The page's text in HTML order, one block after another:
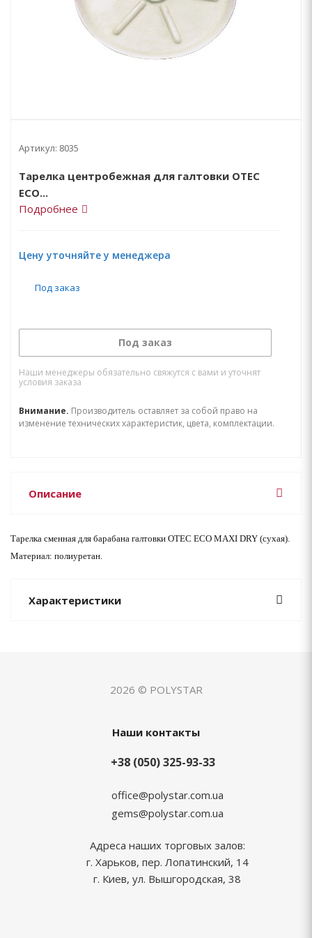
Артикул: 8035
Тарелка центробежная для галтовки OTEC
ЕCО...
Подробнее
Цену уточняйте у менеджера
Под заказ
Под заказ
Наши менеджеры обязательно свяжутся с вами и уточнят
условия заказа
Внимание. Производитель оставляет за собой право на
изменение технических характеристик, цвета, комплектации.
Описание
Тарелка сменная для барабана галтовки OTEC ЕСО MAXI DRY (сухая).
Материал: полиуретан.
Характеристики
2026 © POLYSTAR
Наши контакты
+38 (050) 325-93-33
office@polystar.com.ua
gems@polystar.com.ua
Адреса наших торговых залов:
г. Харьков, пер. Лопатинский, 14
г. Киев, ул. Вышгородская, 38